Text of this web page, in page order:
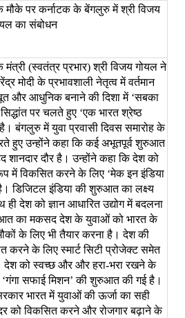
मौकेपरकर्नाटककेबेंगलुरुमेंश्रीविजय
कासंबोधन
मंत्री(स्वतंत्रप्रभार)श्रीविजयगोयलने
मोदीकेप्रभावशालीनेतृत्वमेंवर्तमान
औरआधुनिकबनानेकीदिशामें ‘सबका
सिद्धांतपरचलतेहुए ‘एक भारतश्रेष्ठ
है। बंगलुरुमेंयुवाप्रवासीदिवससमारोहके
हुएउन्होंनेकहाकिकईअभूतपूर्वशुरुआत
शानदारदौरहै। उन्होंनेकहाकिदेशको
मेंविकसितकरनेकेलिए ‘मेकइनइंडिया
डिजिटलइंडियाकीशुरुआतकालक्ष्य
हीदेशकोज्ञान आधारितउद्योगमेंबदलना
कामकसददेशकेयुवाओंको भारतके
केलिएभीतैयारकरनाहै। देशकी
करनेकेलिएस्मार्टसिटीप्रोजेक्टसमेत
देशकोस्वच्छऔरऔरहरा-भरारखनेके
‘गंगासफाईमिशन’ कीशुरुआतकीगईहै।
भारतमेंयुवाओंकीऊर्जाकासही
कोविकसितकरने औररोजगारबढ़ानेके